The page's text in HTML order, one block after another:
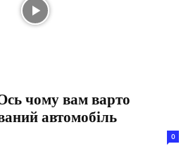
чому вам варто
автомобіль
0